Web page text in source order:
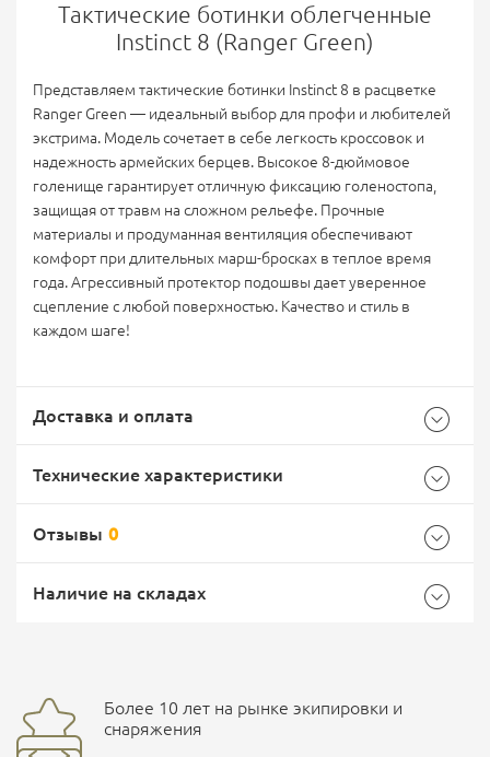
Тактические ботинки облегченные
Instinct 8 (Ranger Green)
Представляем тактические ботинки Instinct 8 в расцветке
Ranger Green — идеальный выбор для профи и любителей
экстрима. Модель сочетает в себе легкость кроссовок и
надежность армейских берцев. Высокое 8-дюймовое
голенище гарантирует отличную фиксацию голеностопа,
защищая от травм на сложном рельефе. Прочные
материалы и продуманная вентиляция обеспечивают
комфорт при длительных марш-бросках в теплое время
года. Агрессивный протектор подошвы дает уверенное
сцепление с любой поверхностью. Качество и стиль в
каждом шаге!
Доставка и оплата
Доставка Почтой России
EMS Почта России
Доставка курьерской службой СДЭК -
Технические характеристики
Размер 42
Бренд CamoFans
Страна производитель
Отзывы 0
Ваш отзыв
Наличие на складах
улица Маяковского, 10
Более 10 лет на рынке экипировки и
снаряжения